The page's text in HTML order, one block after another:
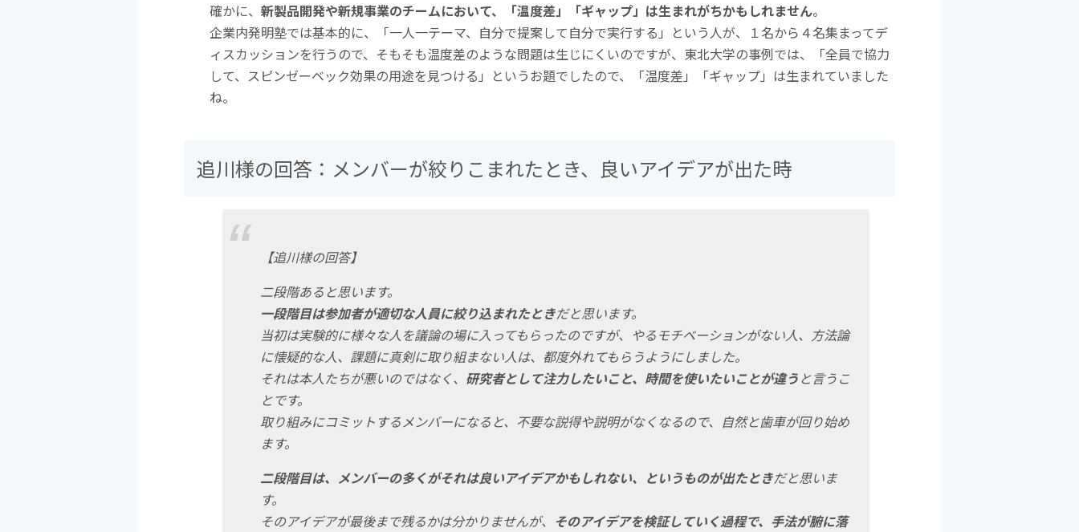
確かに、 新製品開発や新規事業のチームにおいて、「温度差」「ギャップ」は生まれがちかもしれません。
企業内発明塾では基本的に、「一人一テーマ、自分で提案して自分で実行する」という人が、１名から４名集まってデ
ィスカッションを行うので、そもそも温度差のような問題は生じにくいのですが、東北大学の事例では、「全員で協力
して、スピンゼーベック効果の用途を見つける」というお題でしたので、「温度差」「ギャップ」は生まれていました
ね。
追川様の回答：メンバーが絞りこまれたとき、良いアイデアが出た時
【追川様の回答】
二段階あると思います。
一段階目は参加者が適切な人員に絞り込まれたときだと思います。
当初は実験的に様々な人を議論の場に入ってもらったのですが、やるモチベーションがない人、方法論
に懐疑的な人、課題に真剣に取り組まない人は、都度外れてもらうようにしました。
それは本人たちが悪いのではなく、 研究者として注力したいこと、時間を使いたいことが違う と言うこ
とです。
取り組みにコミットするメンバーになると、不要な説得や説明がなくなるので、自然と歯車が回り始め
ます。
二段階目は、メンバーの多くがそれは良いアイデアかもしれない、というものが出たときだと思いま
す。
そのアイデアが最後まで残るかは分かりませんが、 そのアイデアを検証していく過程で、手法が腑に落